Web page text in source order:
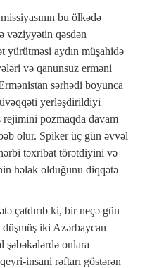
bu ölkədə
vəziyyətin qəsdən
yürütməsi aydın müşahidə
və qanunsuz erməni
sərhədi boyunca
yerləşdirildiyi
rejimini pozmaqda davam
olur. Spiker üç gün əvvəl
təxribat törətdiyini və
həlak olduğunu diqqətə
çatdırıb ki, bir neçə gün
iki Azərbaycan
şəbəkələrdə onlara
insani rəftarı göstərən